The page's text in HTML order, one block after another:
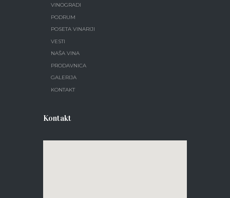
VINOGRADI
PODRUM
POSETA VINARIJI
VESTI
NAŠA VINA
PRODAVNICA
GALERIJA
KONTAKT
Kontakt